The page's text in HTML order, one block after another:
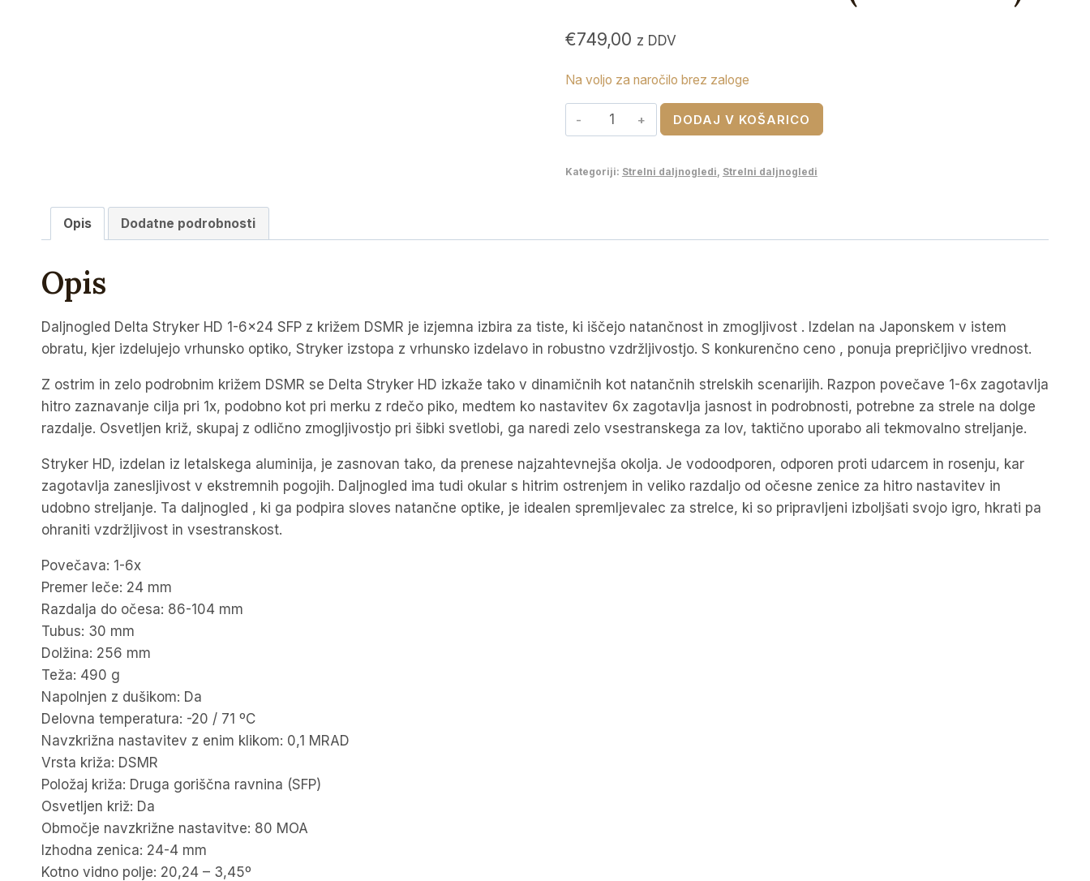
€749,00 z DDV
Na voljo za naročilo brez zaloge
Delta
daljnogled
HD
SFP
2520
)
količina
DODAJ V KOŠARICO
Kategoriji: Strelni daljnogledi Strelni daljnogledi
Opis Dodatne podrobnosti
Opis
Daljnogled Delta Stryker HD 1-6×24 SFP z križem DSMR je izjemna izbira za tiste, ki iščejo natančnost in zmogljivost . Izdelan na Japonskem v istem
obratu, kjer izdelujejo vrhunsko optiko, Stryker izstopa z vrhunsko izdelavo in robustno vzdržljivostjo. S konkurenčno ceno , ponuja prepričljivo vrednost.
Z ostrim in zelo podrobnim križem DSMR se Delta Stryker HD izkaže tako v dinamičnih kot natančnih strelskih scenarijih. Razpon povečave 1-6x zagotavlja
hitro zaznavanje cilja pri 1x, podobno kot pri merku z rdečo piko, medtem ko nastavitev 6x zagotavlja jasnost in podrobnosti, potrebne za strele na dolge
razdalje. Osvetljen križ, skupaj z odlično zmogljivostjo pri šibki svetlobi, ga naredi zelo vsestranskega za lov, taktično uporabo ali tekmovalno streljanje.
Stryker HD, izdelan iz letalskega aluminija, je zasnovan tako, da prenese najzahtevnejša okolja. Je vodoodporen, odporen proti udarcem in rosenju, kar
zagotavlja zanesljivost v ekstremnih pogojih. Daljnogled ima tudi okular s hitrim ostrenjem in veliko razdaljo od očesne zenice za hitro nastavitev in
udobno streljanje. Ta daljnogled , ki ga podpira sloves natančne optike, je idealen spremljevalec za strelce, ki so pripravljeni izboljšati svojo igro, hkrati pa
ohraniti vzdržljivost in vsestranskost.
Povečava: 1-6x
Premer leče: 24 mm
Razdalja do očesa: 86-104 mm
Tubus: 30 mm
Dolžina: 256 mm
Teža: 490 g
Napolnjen z dušikom: Da
Delovna temperatura: -20 / 71 ºC
Navzkrižna nastavitev z enim klikom: 0,1 MRAD
Vrsta križa: DSMR
Položaj križa: Druga goriščna ravnina (SFP)
Osvetljen križ: Da
Območje navzkrižne nastavitve: 80 MOA
Izhodna zenica: 24-4 mm
Kotno vidno polje: 20,24 – 3,45º